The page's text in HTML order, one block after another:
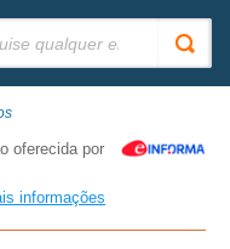
oferecida por
informações